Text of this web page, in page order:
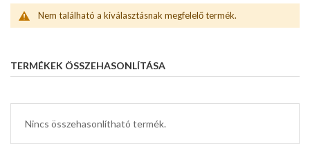
Nem található a kiválasztásnak megfelelő termék.
TERMÉKEK ÖSSZEHASONLÍTÁSA
Nincs összehasonlítható termék.